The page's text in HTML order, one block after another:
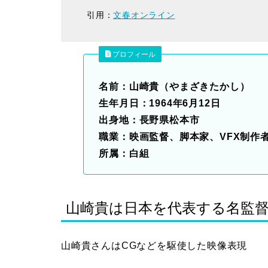
引用：文春オンライン
プロフィール
名前：山崎貴（やまざきたかし）
生年月日：1964年6月12日
出身地：長野県松本市
職業：映画監督、脚本家、VFX制作
所属：白組
山崎貴は日本を代表する名監
山崎貴さんはCGなどを駆使した映像表現